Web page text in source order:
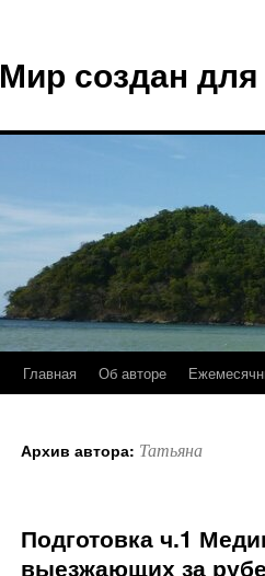
Мир создан
Главная Об авторе
Архив автора: Татьяна
Подготовка ч.1
выезжающих за